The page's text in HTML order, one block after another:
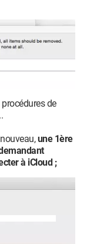
de
une 1ère
à iCloud ;